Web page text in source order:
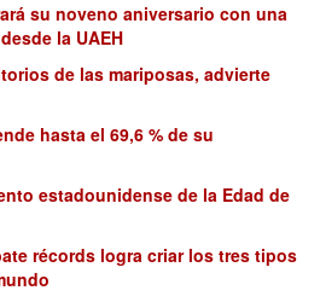
su noveno aniversario con una
la UAEH
de las mariposas, advierte
hasta el 69,6 % de su
estadounidense de la Edad de
récords logra criar los tres tipos